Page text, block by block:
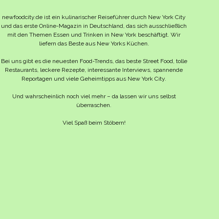
newfoodcity.de ist ein kulinarischer Reiseführer durch New York City
und das erste Online-Magazin in Deutschland, das sich ausschließlich
mit den Themen Essen und Trinken in New York beschäftigt. Wir
liefern das Beste aus New Yorks Küchen.
Bei uns gibt es die neuesten Food-Trends, das beste Street Food, tolle
Restaurants, leckere Rezepte, interessante Interviews, spannende
Reportagen und viele Geheimtipps aus New York City.
Und wahrscheinlich noch viel mehr – da lassen wir uns selbst
überraschen.
Viel Spaß beim Stöbern!